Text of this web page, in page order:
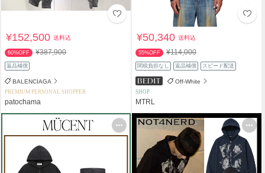
¥152,500送料込
60%OFF ¥387,900
返品補償
BALENCIAGA
PREMIUM PERSONAL SHOPPER
patochama
¥50,340送料込
55%OFF ¥114,000
関税負担なし 返品補償 スピード配送
Off-White
SHOP
MTRL